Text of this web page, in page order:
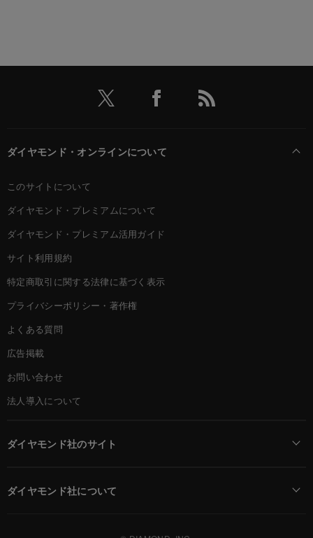
ダイヤモンド・オンラインについて
このサイトについて
ダイヤモンド・プレミアムについて
ダイヤモンド・プレミアム活用ガイド
サイト利用規約
特定商取引に関する法律に基づく表示
プライバシーポリシー・著作権
よくある質問
広告掲載
お問い合わせ
法人導入について
ダイヤモンド社のサイト
ダイヤモンド社について